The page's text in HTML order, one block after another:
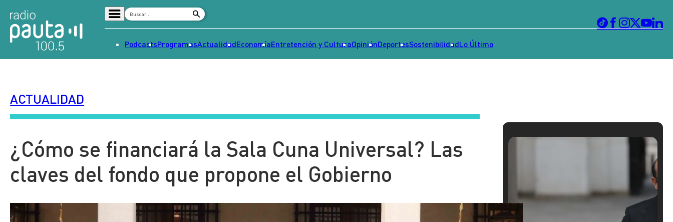
Señal 2
Tendencias
Contenido Patrocinado
PodcastsProgramasActualidadEconomíaEntretención y CulturaOpiniónDeportesSostenibilidadLo Último
ACTUALIDAD
¿Cómo se financiará la Sala Cuna Universal? Las
claves del fondo que propone el Gobierno